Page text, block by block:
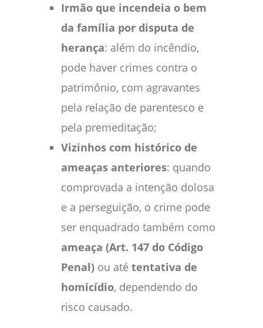
Irmão que incendeia o bem
da família por disputa de
herança: além do incêndio,
pode haver crimes contra o
patrimônio, com agravantes
pela relação de parentesco e
pela premeditação;
Vizinhos com histórico de
ameaças anteriores: quando
comprovada a intenção dolosa
e a perseguição, o crime pode
ser enquadrado também como
ameaça (Art. 147 do Código
Penal) ou até tentativa de
homicídio, dependendo do
risco causado.